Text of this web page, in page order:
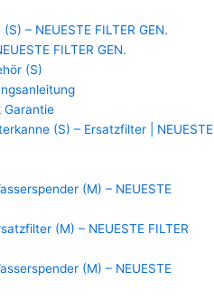
– NEUESTE FILTER GEN.
FILTER GEN.
(S)
Garantie
(S) – Ersatzfilter | NEUESTE
(M) – NEUESTE
(M) – NEUESTE FILTER
(M) – NEUESTE